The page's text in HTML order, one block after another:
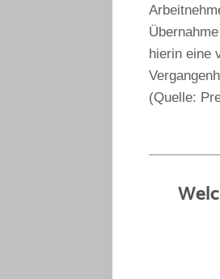
hierin eine
(Quelle: